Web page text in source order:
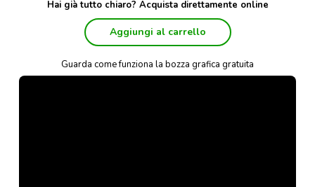
Hai già tutto chiaro? Acquista direttamente online
Aggiungi al carrello
Guarda come funziona la bozza grafica gratuita